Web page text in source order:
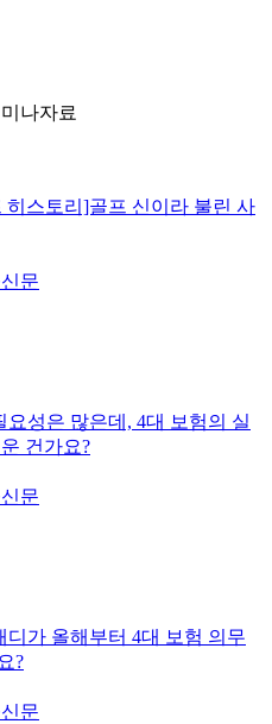
나자료
스토리]골프 신이라 불린 사
문
성은 많은데, 4대 보험의 실
건가요?
문
가 올해부터 4대 보험 의무
?
문